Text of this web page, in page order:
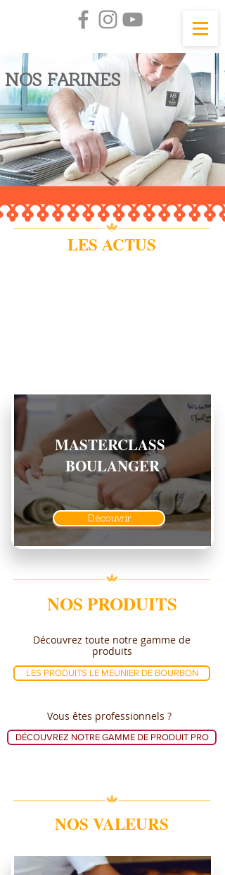
NOS FARINES
LES ACTUS
Découvrir
MASTERCLASS
BOULANGER
NOS PRODUITS
Découvrez toute notre gamme de
produits
LES PRODUITS LE MEUNIER DE BOURBON
Vous êtes professionnels ?
DÉCOUVREZ NOTRE GAMME DE PRODUIT PRO
NOS VALEURS